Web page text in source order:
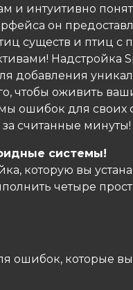
и интуитивно
он
существ и птиц
Надстройка
добавления
чтобы оживить
ошибок для
считанные минуты!
системы!
которую вы
четыре
ошибок, которые